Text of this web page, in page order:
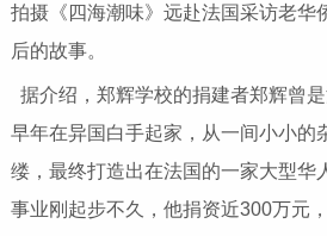
拍摄《四海潮味》远赴法国采访老华
后的故事。
据介绍，郑辉学校的捐建者郑辉曾
早年在异国白手起家，从一间小小的
缕，最终打造出在法国的一家大型华
事业刚起步不久，他捐资近300万元